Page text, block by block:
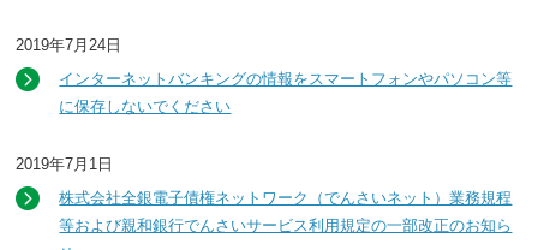
2019年7月24日
インターネットバンキングの情報をスマートフォンやパソコン等
に保存しないでください
2019年7月1日
株式会社全銀電子債権ネットワーク（でんさいネット）業務規程
等および親和銀行でんさいサービス利用規定の一部改正のお知ら